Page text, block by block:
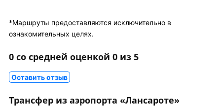
*Маршруты предоставляются исключительно в
ознакомительных целях.
0 со средней оценкой 0 из 5
Оставить отзыв
Трансфер из аэропорта «Лансароте»